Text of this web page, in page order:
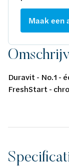
Maak een
Duravit - No.1 -
FreshStart -